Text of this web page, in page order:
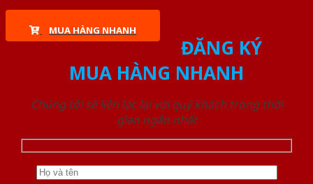
MUA HÀNG NHANH
ĐĂNG KÝ
MUA HÀNG NHANH
Chúng tôi sẽ liên lạc lại với quý khách trong thời
gian ngắn nhất